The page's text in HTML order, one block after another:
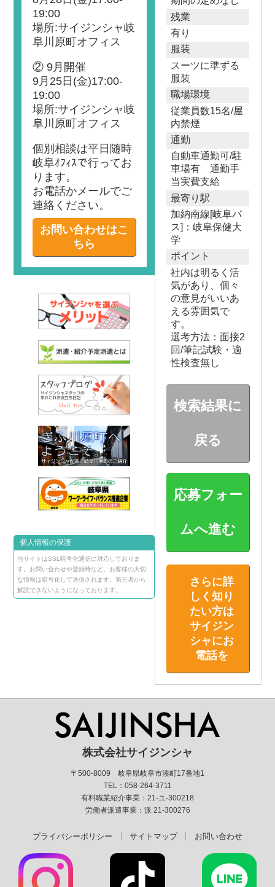
残業
有り
服装
スーツに準ずる
服装
職場環境
従業員数15名/屋
内禁煙
通勤
自動車通勤可/駐
車場有 通勤手
当実費支給
最寄り駅
加納南線[岐阜バ
ス]：岐阜保健大
学
ポイント
社内は明るく活
気があり、個々
の意見がいいあ
える雰囲気で
す。
選考方法：面接2
回/筆記試験・適
性検査無し
検索結果に
戻る
応募フォー
ムへ進む
さらに詳
しく知り
たい方は
サイジン
シャにお
電話を
19:00
場所:サイジンシャ岐
阜川原町オフィス
② 9月開催
9月25日(金)17:00-
19:00
場所:サイジンシャ岐
阜川原町オフィス
個別相談は平日随時
岐阜ｵﾌｨｽで行ってお
ります。
お電話かメールでご
連絡ください。
お問い合わせはこ
ちら
個人情報の保護
当サイトはSSL暗号化通信に対応しておりま
す。お問い合わせや登録時など、お客様の大切
な情報は暗号化して送信されます。第三者から
解読できないようになっております。
株式会社サイジンシャ
〒500-8009 岐阜県岐阜市湊町17番地1
TEL：058-264-3711
有料職業紹介事業：21-ユ-300218
労働者派遣事業：派 21-300276
プライバシーポリシー サイトマップ お問い合わせ